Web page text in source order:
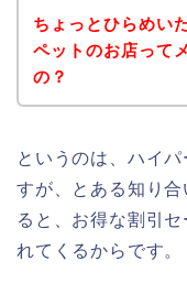
ちょっとひらめい
ペットのお店って
の？
というのは、ハイ
すが、とある知り
ると、お得な割引
れてくるからです。